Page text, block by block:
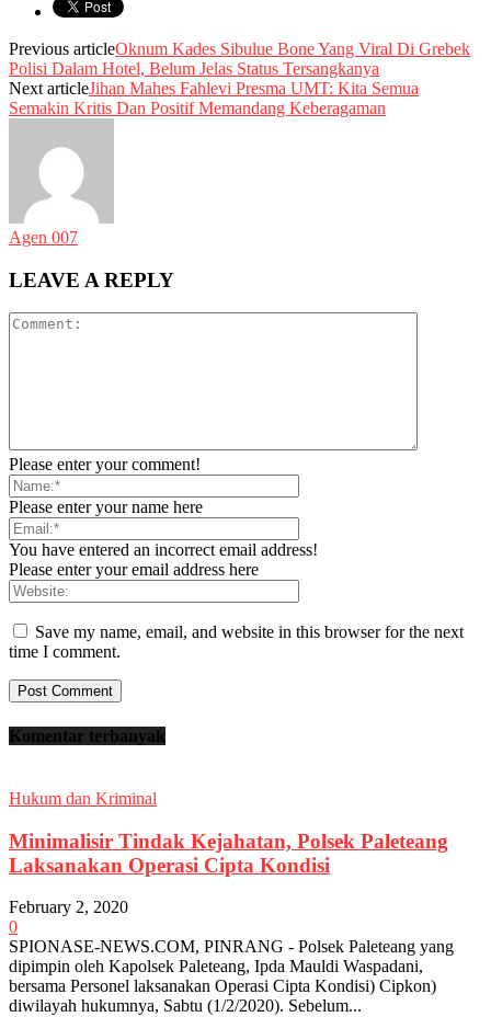
Previous articleOknum Kades Sibulue Bone Yang Viral Di Grebek
Polisi Dalam Hotel, Belum Jelas Status Tersangkanya
Next articleJihan Mahes Fahlevi Presma UMT: Kita Semua
Semakin Kritis Dan Positif Memandang Keberagaman
Agen 007
LEAVE A REPLY
Please enter your comment!
Please enter your name here
You have entered an incorrect email address!
Please enter your email address here
Save my name, email, and website in this browser for the next
time I comment.
Komentar terbanyak
Hukum dan Kriminal
Minimalisir Tindak Kejahatan, Polsek Paleteang
Laksanakan Operasi Cipta Kondisi
February 2, 2020
0
SPIONASE-NEWS.COM, PINRANG - Polsek Paleteang yang
dipimpin oleh Kapolsek Paleteang, Ipda Mauldi Waspadani,
bersama Personel laksanakan Operasi Cipta Kondisi) Cipkon)
diwilayah hukumnya, Sabtu (1/2/2020). Sebelum...